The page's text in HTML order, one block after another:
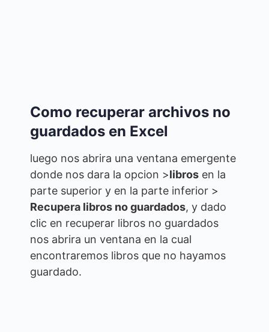
Como recuperar archivos no
guardados en Excel
luego nos abrira una ventana emergente
donde nos dara la opcion >libros en la
parte superior y en la parte inferior >
Recupera libros no guardados, y dado
clic en recuperar libros no guardados
nos abrira un ventana en la cual
encontraremos libros que no hayamos
guardado.